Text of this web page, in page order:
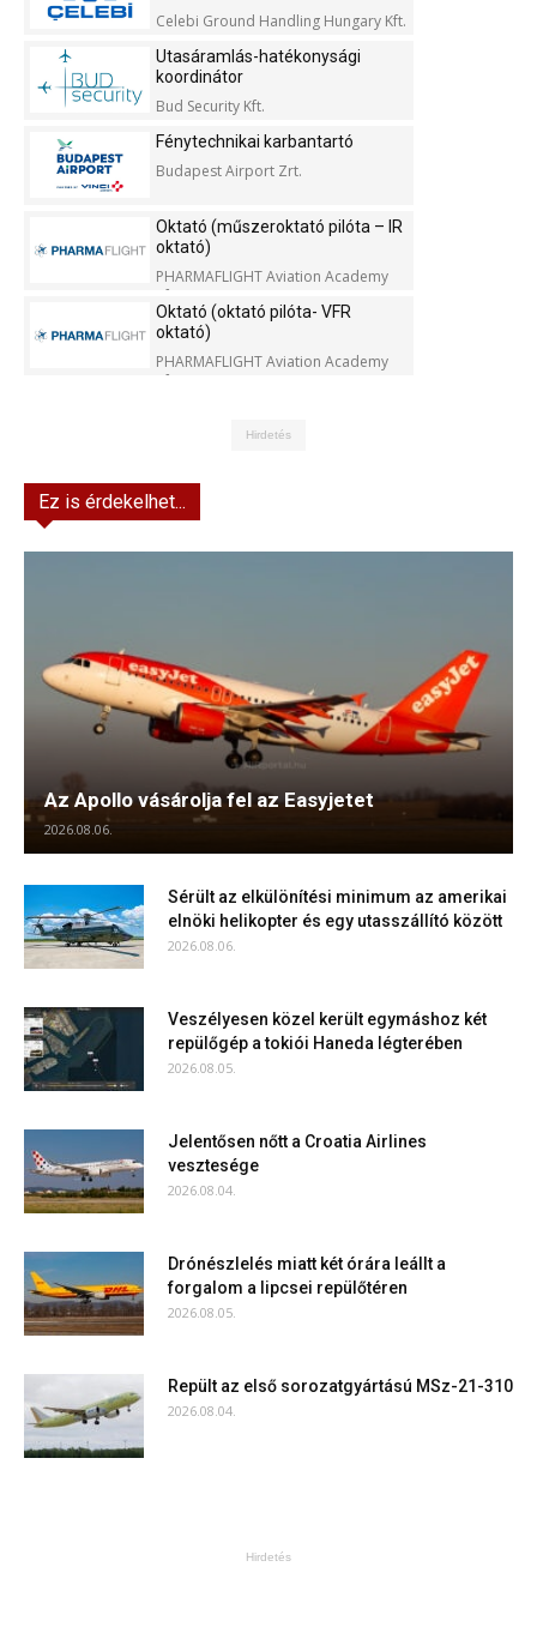
Celebi Ground Handling Hungary Kft.
Utasáramlás-hatékonysági
koordinátor
Bud Security Kft.
Fénytechnikai karbantartó
Budapest Airport Zrt.
Oktató (műszeroktató pilóta – IR
oktató)
PHARMAFLIGHT Aviation Academy
Kft.
Oktató (oktató pilóta- VFR
oktató)
PHARMAFLIGHT Aviation Academy
Kft.
Hirdetés
Ez is érdekelhet...
Az Apollo vásárolja fel az Easyjetet
2026.08.06.
Sérült az elkülönítési minimum az amerikai
elnöki helikopter és egy utasszállító között
2026.08.06.
Veszélyesen közel került egymáshoz két
repülőgép a tokiói Haneda légterében
2026.08.05.
Jelentősen nőtt a Croatia Airlines
vesztesége
2026.08.04.
Drónészlelés miatt két órára leállt a
forgalom a lipcsei repülőtéren
2026.08.05.
Repült az első sorozatgyártású MSz-21-310
2026.08.04.
Hirdetés